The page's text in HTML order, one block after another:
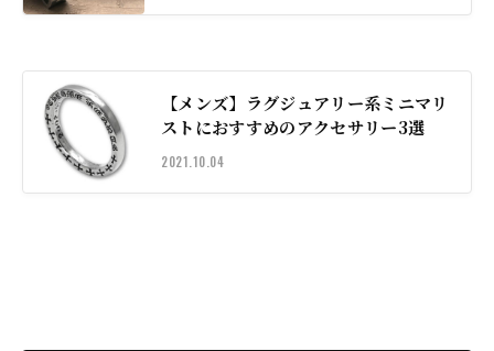
【メンズ】ラグジュアリー系ミニマリ
ストにおすすめのアクセサリー3選
2021.10.04